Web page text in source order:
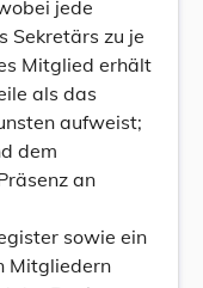
jede
Sekretärs zu je
Mitglied erhält
als das
aufweist;
dem
an
sowie ein
Mitgliedern